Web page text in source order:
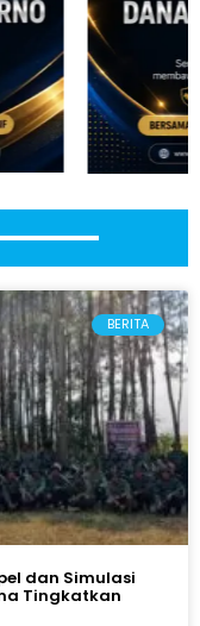
BERITA
dan Simulasi
Tingkatkan